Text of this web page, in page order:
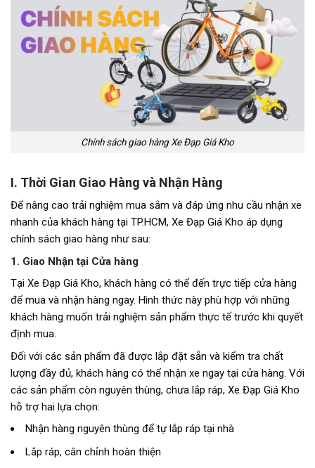
Chính sách giao hàng Xe Đạp Giá Kho
I. Thời Gian Giao Hàng và Nhận Hàng
Để nâng cao trải nghiệm mua sắm và đáp ứng nhu cầu nhận xe
nhanh của khách hàng tại TP.HCM, Xe Đạp Giá Kho áp dụng
chính sách giao hàng như sau:
1. Giao Nhận tại Cửa hàng
Tại Xe Đạp Giá Kho, khách hàng có thể đến trực tiếp cửa hàng
để mua và nhận hàng ngay. Hình thức này phù hợp với những
khách hàng muốn trải nghiệm sản phẩm thực tế trước khi quyết
định mua.
Đối với các sản phẩm đã được lắp đặt sẵn và kiểm tra chất
lượng đầy đủ, khách hàng có thể nhận xe ngay tại cửa hàng. Với
các sản phẩm còn nguyên thùng, chưa lắp ráp, Xe Đạp Giá Kho
hỗ trợ hai lựa chọn:
Nhận hàng nguyên thùng để tự lắp ráp tại nhà
Lắp ráp, cân chỉnh hoàn thiện